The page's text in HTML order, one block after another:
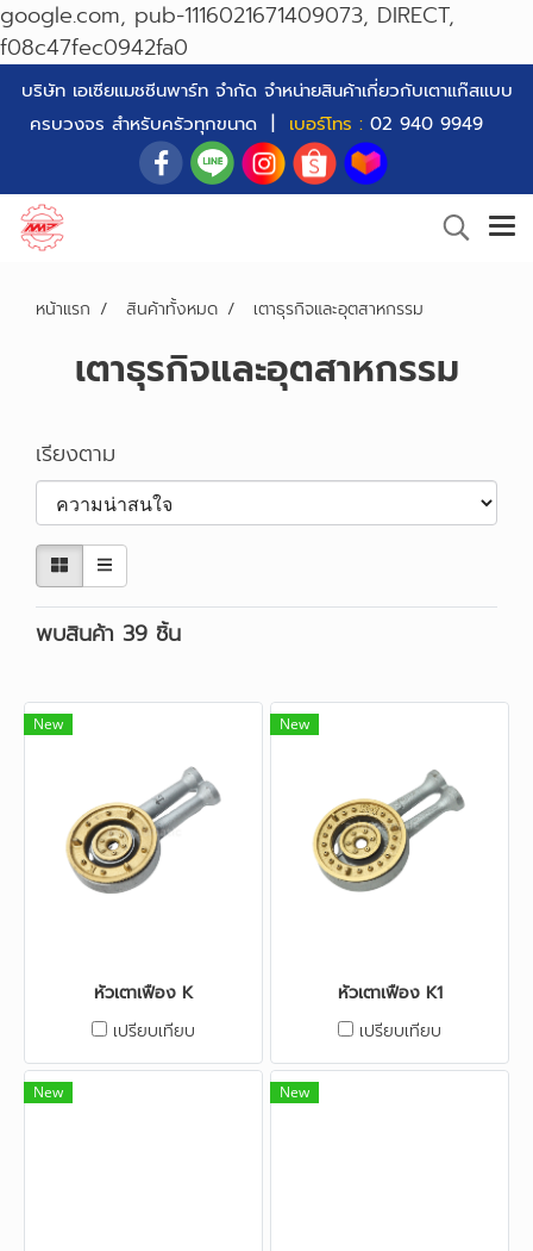
google.com, pub-1116021671409073, DIRECT,
f08c47fec0942fa0
บริษัท เอเซียแมชชีนพาร์ท จำกัด จำหน่ายสินค้าเกี่ยวกับเตาแก๊สแบบ
ครบวงจร สำหรับครัวทุกขนาด | เบอร์โทร : 02 940 9949
หน้าแรก สินค้าทั้งหมด เตาธุรกิจและอุตสาหกรรม
เตาธุรกิจและอุตสาหกรรม
เรียงตาม
พบสินค้า 39 ชิ้น
New
หัวเตาเฟือง K
เปรียบเทียบ
New
หัวเตาเฟือง K1
เปรียบเทียบ
New New